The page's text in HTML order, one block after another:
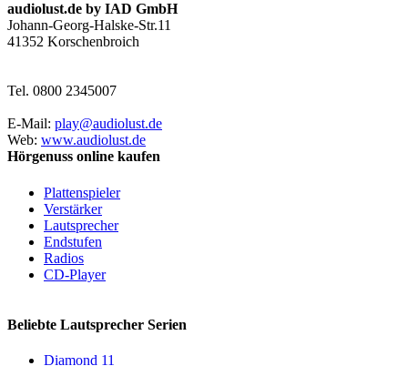
audiolust.de by IAD GmbH
Johann-Georg-Halske-Str.11
41352 Korschenbroich
Tel. 0800 2345007
E-Mail: play@audiolust.de
Web: www.audiolust.de
Hörgenuss online kaufen
Plattenspieler
Verstärker
Lautsprecher
Endstufen
Radios
CD-Player
Beliebte Lautsprecher Serien
Diamond 11